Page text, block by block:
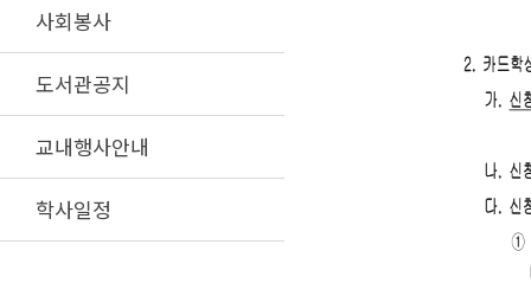
사회봉사
도서관공지
교내행사안내
학사일정